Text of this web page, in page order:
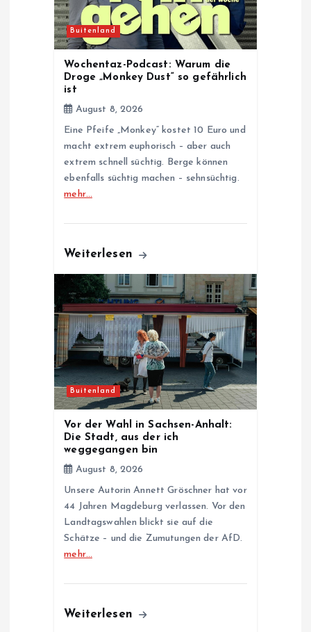
Buitenland
Wochentaz-Podcast: Warum die
Droge „Monkey Dust“ so gefährlich
ist
August 8, 2026
Eine Pfeife „Monkey“ kostet 10 Euro und
macht extrem euphorisch – aber auch
extrem schnell süchtig. Berge können
ebenfalls süchtig machen – sehnsüchtig.
mehr…
Weiterlesen
Buitenland
Vor der Wahl in Sachsen-Anhalt:
Die Stadt, aus der ich
weggegangen bin
August 8, 2026
Unsere Autorin Annett Gröschner hat vor
44 Jahren Magdeburg verlassen. Vor den
Landtagswahlen blickt sie auf die
Schätze – und die Zumutungen der AfD.
mehr…
Weiterlesen